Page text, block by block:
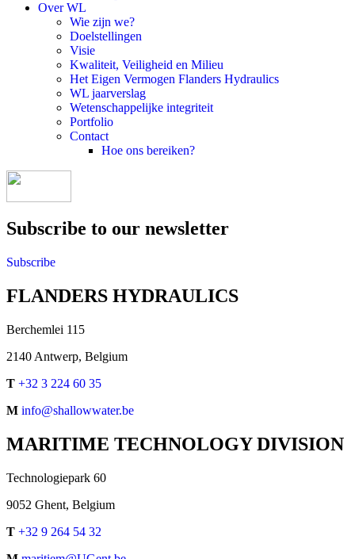
Over WL
Wie zijn we?
Doelstellingen
Visie
Kwaliteit, Veiligheid en Milieu
Het Eigen Vermogen Flanders Hydraulics
WL jaarverslag
Wetenschappelijke integriteit
Portfolio
Contact
Hoe ons bereiken?
Subscribe to our newsletter
Subscribe
FLANDERS HYDRAULICS
Berchemlei 115
2140 Antwerp, Belgium
T +32 3 224 60 35
M info@shallowwater.be
MARITIME TECHNOLOGY DIVISION
Technologiepark 60
9052 Ghent, Belgium
T +32 9 264 54 32